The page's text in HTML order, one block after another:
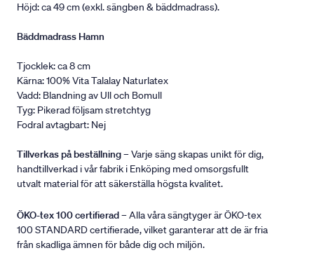
Höjd: ca 49 cm (exkl. sängben & bäddmadrass).
Bäddmadrass Hamn
Tjocklek: ca 8 cm
Kärna: 100% Vita Talalay Naturlatex
Vadd: Blandning av Ull och Bomull
Tyg: Pikerad följsam stretchtyg
Fodral avtagbart: Nej
Tillverkas på beställning– Varje säng skapas unikt för dig,
handtillverkad i vår fabrik i Enköping med omsorgsfullt
utvalt material för att säkerställa högsta kvalitet.
ÖKO-tex 100 certifierad– Alla våra sängtyger är ÖKO-tex
100 STANDARD certifierade, vilket garanterar att de är fria
från skadliga ämnen för både dig och miljön.